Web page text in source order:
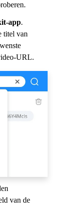
app.
titel van
URL.
van de